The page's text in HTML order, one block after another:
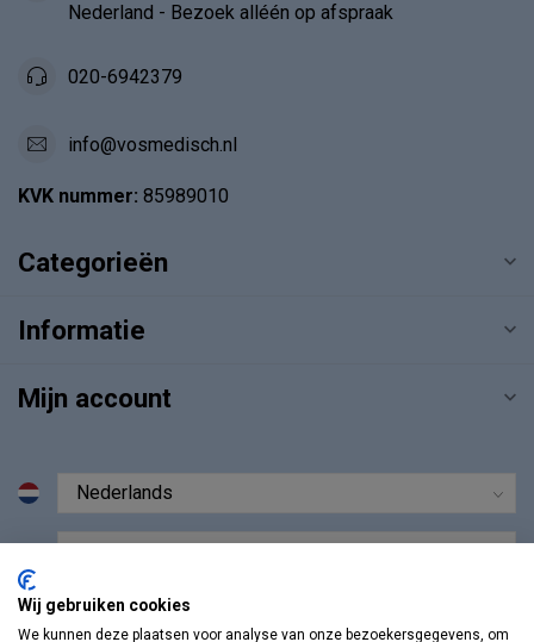
Nederland - Bezoek alléén op afspraak
020-6942379
info@vosmedisch.nl
KVK nummer: 85989010
Categorieën
Informatie
Mijn account
Wij gebruiken cookies
We kunnen deze plaatsen voor analyse van onze bezoekersgegevens, om